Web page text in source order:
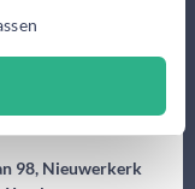
98, Nieuwerkerk